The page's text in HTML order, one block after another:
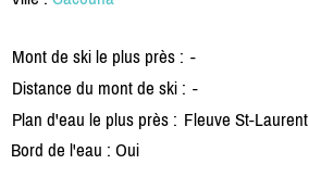
Mont de ski le plus près : -
Distance du mont de ski : -
Plan d'eau le plus près : Fleuve St-Laurent
Bord de l'eau : Oui